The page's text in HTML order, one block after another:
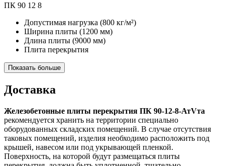
ПК 90 12 8
Допустимая нагрузка (800 кг/м²)
Ширина плиты (1200 мм)
Длина плиты (9000 мм)
Плита перекрытия
Показать больше
Доставка
Железобетонные плиты перекрытия ПК 90-12-8-АтVта
рекомендуется хранить на территории специально
оборудованных складских помещений. В случае отсутствия
таковых помещений, изделия необходимо расположить под
крышей, навесом или под укрывающей пленкой.
Поверхность, на которой будут размещаться плиты